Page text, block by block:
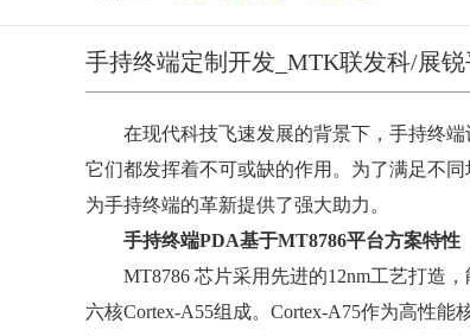
手持终端定制开发_MTK联发科/展
在现代科技飞速发展的背景下，手持终端
它们都发挥着不可或缺的作用。为了满足不
为手持终端的革新提供了强大助力。
手持终端PDA基于MT8786平台方案特性
MT8786 芯片采用先进的12nm工艺打造，
六核Cortex-A55组成。Cortex-A75作为高性